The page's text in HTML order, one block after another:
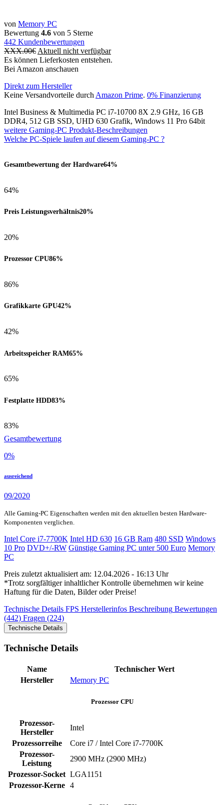
von Memory PC
Bewertung 4.6 von 5 Sterne
442 Kundenbewertungen
XXX.00€ Aktuell nicht verfügbar
Es können Lieferkosten entstehen.
Bei Amazon anschauen
Direkt zum Hersteller
Keine Versandvorteile durch Amazon Prime. 0% Finanzierung
Intel Business & Multimedia PC i7-10700 8X 2.9 GHz, 16 GB
DDR4, 512 GB SSD, UHD 630 Grafik, Windows 11 Pro 64bit
weitere Gaming-PC Produkt-Beschreibungen
Welche PC-Spiele laufen auf diesem Gaming-PC ?
Gesamtbewertung der Hardware64%
64%
Preis Leistungsverhältnis20%
20%
Prozessor CPU86%
86%
Grafikkarte GPU42%
42%
Arbeitsspeicher RAM65%
65%
Festplatte HDD83%
83%
Gesamtbewertung
0%
ausreichend
09/2020
Alle Gaming-PC Eigenschaften werden mit den aktuellen besten Hardware-
Komponenten verglichen.
Intel Core i7-7700K Intel HD 630 16 GB Ram 480 SSD Windows
10 Pro DVD+/-RW Günstige Gaming PC unter 500 Euro Memory
PC
Preis zuletzt aktualisiert am: 12.04.2026 - 16:13 Uhr
*Trotz sorgfältiger inhaltlicher Kontrolle übernehmen wir keine
Haftung für die Daten, Bilder oder Preise!
Technische Details FPS Herstellerinfos Beschreibung Bewertungen
(442) Fragen (224)
Technische Details
Technische Details
Name
Technischer Wert
Hersteller
Memory PC
Prozessor CPU
Prozessor-
Hersteller
Intel
Prozessorreihe
Core i7 / Intel Core i7-7700K
Prozessor-
Leistung
2900 MHz (2900 MHz)
Prozessor-Socket LGA1151
Prozessor-Kerne
4